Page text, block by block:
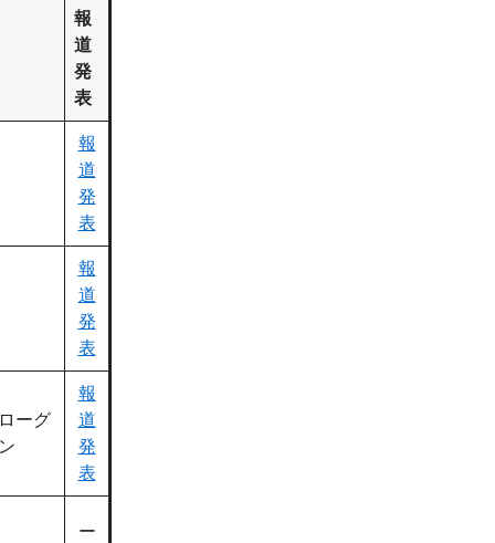
報
道
発
表
報
道
発
表
報
道
発
表
ーグ
報
道
発
表
ー